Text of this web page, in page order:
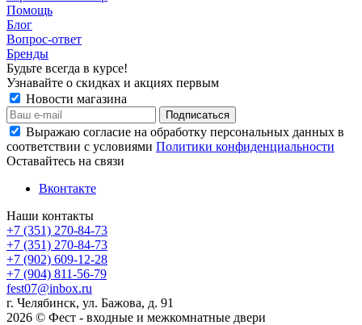
Помощь
Блог
Вопрос-ответ
Бренды
Будьте всегда в курсе!
Узнавайте о скидках и акциях первым
Новости магазина
Выражаю согласие на обработку персональных данных в
соответствии с условиями Политики конфиденциальности
Оставайтесь на связи
Вконтакте
Наши контакты
+7 (351) 270-84-73
+7 (351) 270-84-73
+7 (902) 609-12-28
+7 (904) 811-56-79
fest07@inbox.ru
г. Челябинск, ул. Бажова, д. 91
2026 © Фест - входные и межкомнатные двери